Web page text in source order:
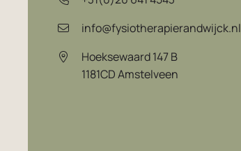
info@fysiotherapierandwijck.nl
Hoeksewaard 147 B
1181CDAmstelveen